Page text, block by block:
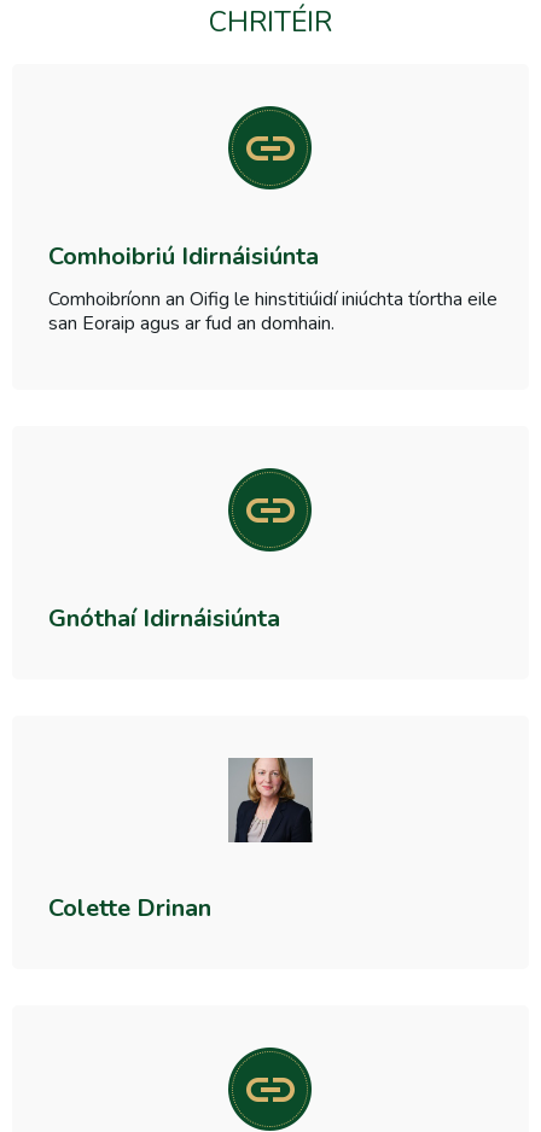
CHRITÉIR
Comhoibriú Idirnáisiúnta
Comhoibríonn an Oifig le hinstitiúidí iniúchta tíortha eile
san Eoraip agus ar fud an domhain.
Gnóthaí Idirnáisiúnta
Colette Drinan